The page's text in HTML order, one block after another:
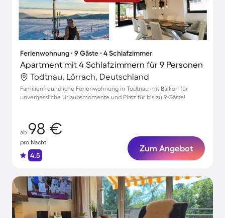
Ferienwohnung ∙ 9 Gäste ∙ 4 Schlafzimmer
Apartment mit 4 Schlafzimmern für 9 Personen
Todtnau, Lörrach, Deutschland
Familienfreundliche Ferienwohnung in Todtnau mit Balkon für
unvergessliche Urlaubsmomente und Platz für bis zu 9 Gäste!
ab 98 €
pro Nacht
4.5
Zum Angebot